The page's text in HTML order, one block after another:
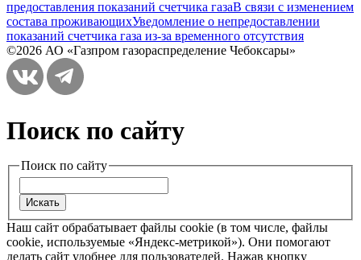
предоставления показаний счетчика газаВ связи с изменением
состава проживающихУведомление о непредоставлении
показаний счетчика газа из-за временного отсутствия
©2026 АО «Газпром газораспределение Чебоксары»
Поиск по сайту
Поиск по сайту
Наш сайт обрабатывает файлы cookie (в том числе, файлы
cookie, используемые «Яндекс-метрикой»). Они помогают
делать сайт удобнее для пользователей. Нажав кнопку